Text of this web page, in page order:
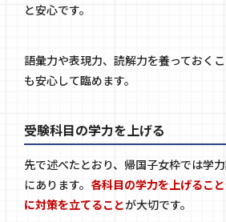
と安心です。
語彙力や表現力、読解力を養っておく
も安心して臨めます。
受験科目の学力を上げる
先で述べたとおり、帰国子女枠では学
にあります。 各科目の学力を上げるこ
に対策を立てることが大切です。